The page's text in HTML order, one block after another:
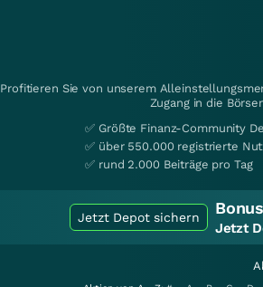
Profitieren Sie von unserem
Zugang in die
✅ Größte Finanz-Community
✅ über 550.000 registrierte
✅ rund 2.000 Beiträge pro Tag
Jetzt Depot sichern
Jetzt